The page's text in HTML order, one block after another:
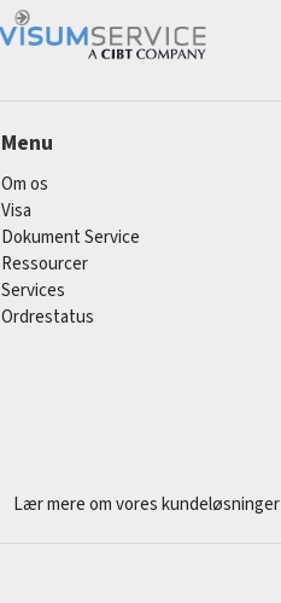
Menu
Om os
Visa
Dokument Service
Ressourcer
Services
Ordrestatus
Lær mere om vores kundeløsninger